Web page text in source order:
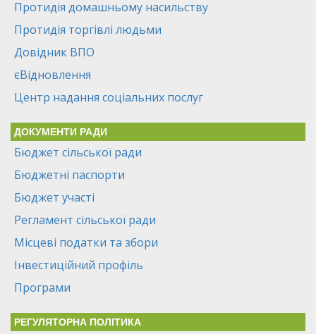
Протидія домашньому насильству
Протидія торгівлі людьми
Довідник ВПО
єВідновлення
Центр надання соціальних послуг
ДОКУМЕНТИ РАДИ
Бюджет сільської ради
Бюджетні паспорти
Бюджет участі
Регламент сільської ради
Місцеві податки та збори
Інвестиційний профіль
Програми
РЕГУЛЯТОРНА ПОЛІТИКА